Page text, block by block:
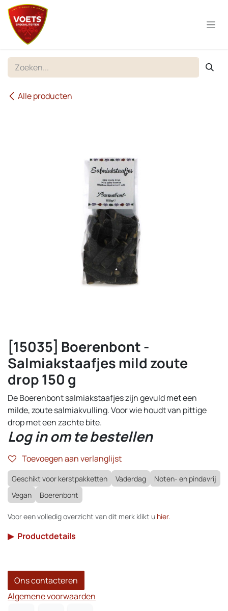
Overslaan naar inhoud
Alle producten
[15035] Boerenbont -
Salmiakstaafjes mild zoute
drop 150 g
De Boerenbont salmiakstaafjes zijn gevuld met een
milde, zoute salmiakvulling. Voor wie houdt van pittige
drop met een zachte bite.
Log in om te bestellen
Toevoegen aan verlanglijst
Geschikt voor kerstpakketten Vaderdag
Noten- en pindavrij
Vegan
Boerenbont
Voor een volledig overzicht van dit merk klikt u hier.
▶ Productdetails
Ons contacteren
Algemene voorwaarden